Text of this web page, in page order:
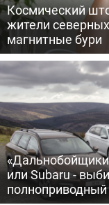
Космический
жители
магнитные бури
или Subaru -